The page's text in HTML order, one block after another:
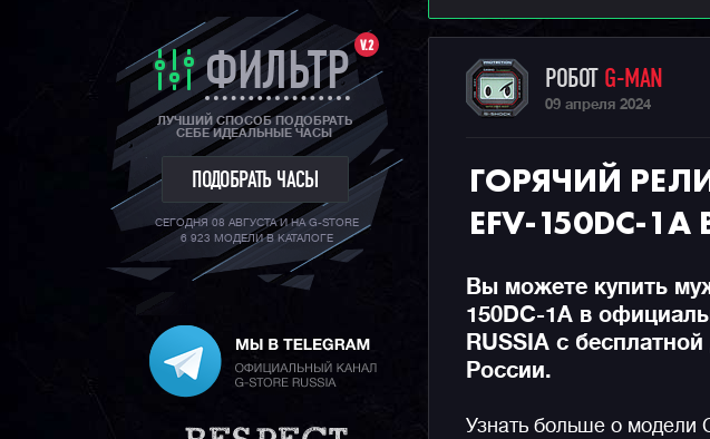
V.2
ФИЛЬТР
ЛУЧШИЙ СПОСОБ ПОДОБРАТЬ
СЕБЕ ИДЕАЛЬНЫЕ ЧАСЫ
ПОДОБРАТЬ ЧАСЫ
СЕГОДНЯ 08 АВГУСТА И НА G-STORE
6 923 МОДЕЛИ В КАТАЛОГЕ
РОБОТ G-MAN
09 апреля 2024
ГОРЯЧИЙ
EFV-150DC-
Вы можете купить
150DC-1A в
RUSSIA с
России.
Узнать больше о модели